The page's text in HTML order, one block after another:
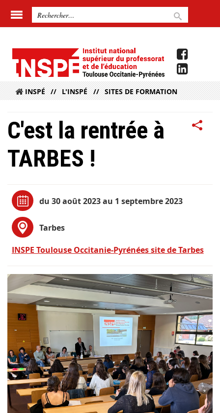
INSPÉ L'INSPÉ SITES DE FORMATION
C'est la rentrée à
TARBES !
du 30 août 2023 au 1 septembre 2023
Tarbes
INSPE Toulouse Occitanie-Pyrénées site de Tarbes